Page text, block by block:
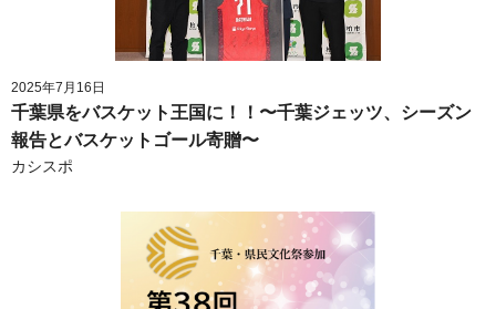
2025年7月16日
千葉県をバスケット王国に！！〜千葉ジェッツ、シーズン
報告とバスケットゴール寄贈〜
カシスポ